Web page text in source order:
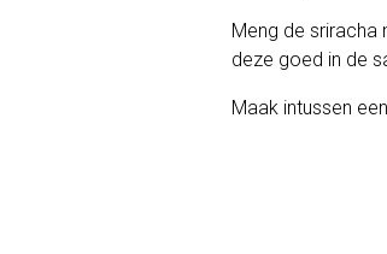
Meng de sriracha
deze goed in de
Maak intussen